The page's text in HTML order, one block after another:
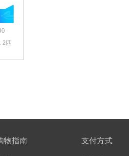
2匹
物指南 支付方式